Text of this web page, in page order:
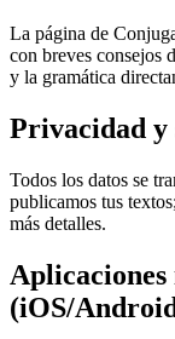
La página de
con breves consejos
y la gramática
Privacidad y
Todos los datos se
publicamos tus
más detalles.
(iOS/